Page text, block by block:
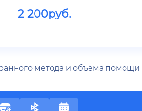
2 200руб.
метода и объёма